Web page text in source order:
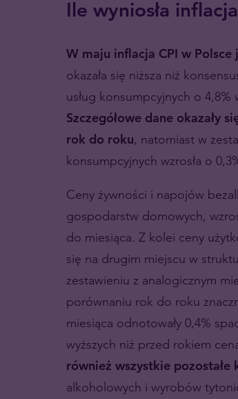
Ile wyniosła
W maju inflacja CPI w
okazała się niższa niż
usług konsumpcyjnych o
Szczegółowe dane okazały
rok do roku, natomiast w
konsumpcyjnych wzrosła o
Ceny żywności i napojów
gospodarstw domowych,
do miesiąca. Z kolei ceny
się na drugim miejscu w
zestawieniu z analogicznym
porównaniu rok do roku
miesiąca odnotowały 0,4%
wyższych niż przed rokiem
również wszystkie
alkoholowych i wyrobów